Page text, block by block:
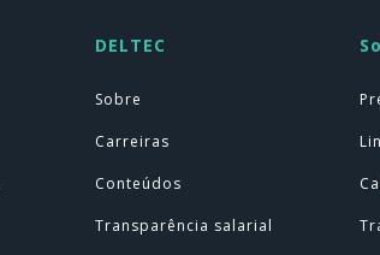
DELTEC
Sobre
Carreiras
Conteúdos
Transparência salarial